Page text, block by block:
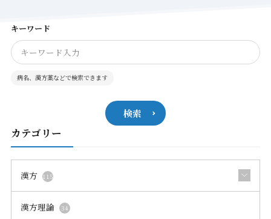
キーワード
病名、漢方薬などで検索できます
検索
カテゴリー
漢方 115
漢方理論 34